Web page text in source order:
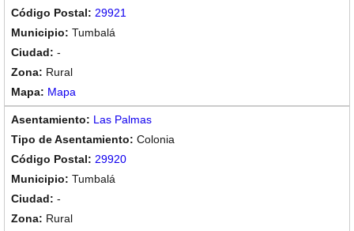
29921
Tumbalá
-
Rural
Mapa
Las Palmas
Colonia
29920
Tumbalá
-
Rural